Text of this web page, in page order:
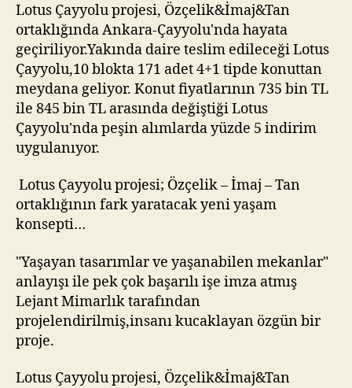
Lotus Çayyolu projesi, Özçelik&İmaj&Tan
ortaklığında Ankara-Çayyolu'nda hayata
geçiriliyor.Yakında daire teslim edileceği Lotus
Çayyolu,10 blokta 171 adet 4+1 tipde konuttan
meydana geliyor. Konut fiyatlarının 735 bin TL
ile 845 bin TL arasında değiştiği Lotus
Çayyolu'nda peşin alımlarda yüzde 5 indirim
uygulanıyor.
Lotus Çayyolu projesi; Özçelik – İmaj – Tan
ortaklığının fark yaratacak yeni yaşam
konsepti…
"Yaşayan tasarımlar ve yaşanabilen mekanlar"
anlayışı ile pek çok başarılı işe imza atmış
Lejant Mimarlık tarafından
projelendirilmiş,insanı kucaklayan özgün bir
proje.
Lotus Çayyolu projesi, Özçelik&İmaj&Tan